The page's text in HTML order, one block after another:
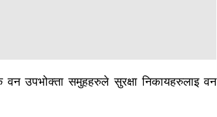
वन उपभोक्ता समुहहरुले सुरक्षा निकायहरुलाइ वन